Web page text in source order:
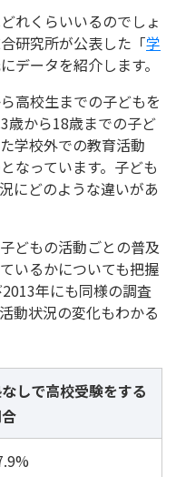
れくらいいるのでしょ
研究所が公表した「学
データを紹介します。
高校生までの子どもを
歳から18歳までの子ど
学校外での教育活動
なっています。子ども
にどのような違いがあ
どもの活動ごとの普及
いるかについても把握
年にも同様の調査
動状況の変化もわかる
しで高校受験をする